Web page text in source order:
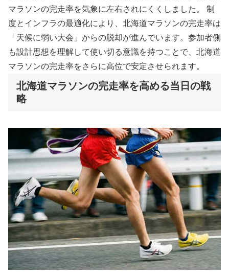
マラソンの完走率を気象に左右されにくくしました。 制
度とインフラの最適化により、北海道マラソンの完走率は
「天候に弱い大会」からの脱却が進んでいます。参加者側
も設計思想を理解して使い切る意識を持つことで、北海道
マラソンの完走率をさらに高位で安定させられます。
北海道マラソンの完走率を高める当日の戦
略